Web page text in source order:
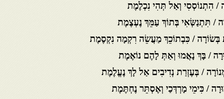
/ הִתְנוֹסְסִי וְאַל תְּהִי נִכְלֶמֶת
/ תִּתְנַשְּׂאִי בְּתוֹךְ עַמֵּךְ נֶעְצֶמֶת
בְּשׂוֹרָה / כִּבְתוֹכֵךְ מַעֲשֵׂה רִקְמָה נִקְסֶמֶת
/ בְּעֶזְרַת נְדִיבִים אַל לָךְ נֶעֱלֶמֶת
/ כִּימֵי מָרְדְּכַי וְאֶסְתֵּר נֶחְתֶּמֶת